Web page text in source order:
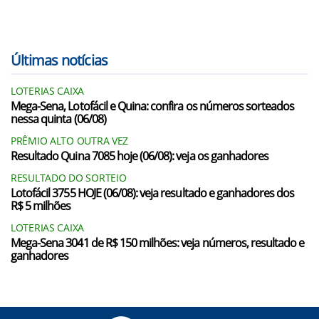
Últimas notícias
LOTERIAS CAIXA
Mega-Sena, Lotofácil e Quina: confira os números sorteados
nessa quinta (06/08)
PRÊMIO ALTO OUTRA VEZ
Resultado Quina 7085 hoje (06/08): veja os ganhadores
RESULTADO DO SORTEIO
Lotofácil 3755 HOJE (06/08): veja resultado e ganhadores dos
R$ 5 milhões
LOTERIAS CAIXA
Mega-Sena 3041 de R$ 150 milhões: veja números, resultado e
ganhadores